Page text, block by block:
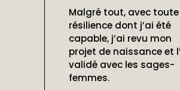
Malgré tout, avec
résilience dont j’ai été
capable, j’ai revu mon
projet de naissance et
validé avec les sages-
femmes.